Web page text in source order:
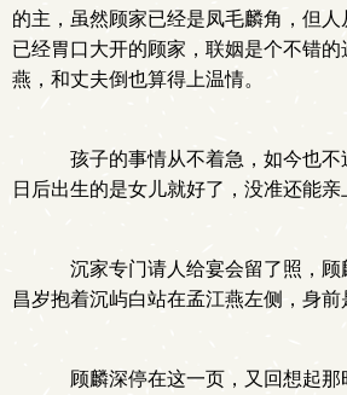
的主，虽然顾家已经是凤毛麟角，但
已经胃口大开的顾家，联姻是个不错
燕，和丈夫倒也算得上温情。
孩子的事情从不着急，如今也不
日后出生的是女儿就好了，没准还能亲
沉家专门请人给宴会留了照，顾
昌岁抱着沉屿白站在孟江燕左侧，身前
顾麟深停在这一页，又回想起那